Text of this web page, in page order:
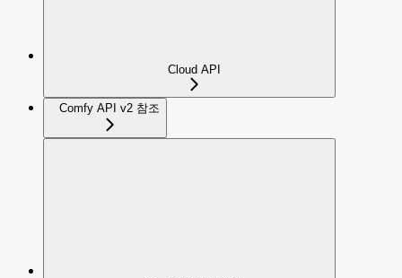
Cloud API
Comfy API v2 참조